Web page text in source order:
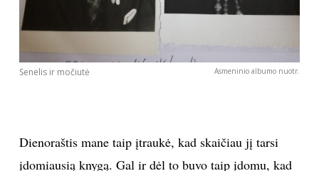
Senelis ir močiutė Asmeninio albumo nuotr.
Dienoraštis mane taip įtraukė, kad skaičiau jį tarsi
įdomiausią knygą. Gal ir dėl to buvo taip įdomu, kad